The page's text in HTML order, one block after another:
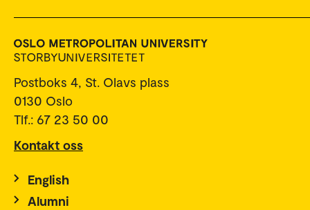
Postboks 4, St. Olavs plass
0130 Oslo
Tlf.: 67 23 50 00
Kontakt oss
English
Alumni